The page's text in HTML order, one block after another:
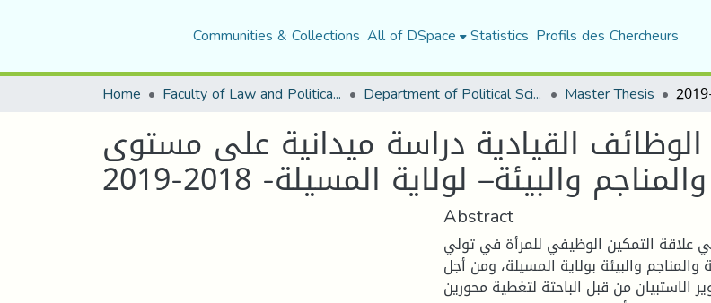
Communities & Collections All of DSpace Statistics Profils des Chercheurs
Home Faculty of Law and Political Science Department of Political Sciences Master Thesis
القيادية دراسة ميدانية على مستوى
والبيئة– لولاية المسيلة- 2018-2019
Abstract
التمكين الوظيفي للمرأة في تولي
والمناجم والبيئة بولاية المسيلة، ومن أجل
من قبل الباحثة لتغطية محورين